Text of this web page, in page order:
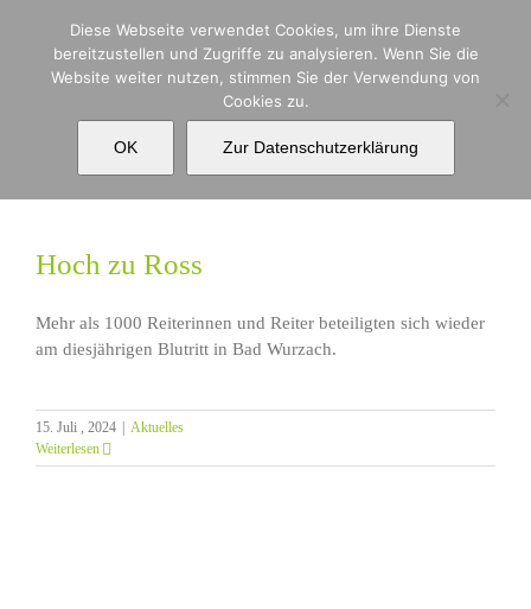
springen
Bluttritt
Hoch zu Ross
Mehr als 1000 Reiterinnen und Reiter beteiligten sich wieder
am diesjährigen Blutritt in Bad Wurzach.
15. Juli , 2024
Aktuelles
Weiterlesen
Diese Webseite verwendet Cookies, um ihre Dienste
bereitzustellen und Zugriffe zu analysieren. Wenn Sie die
Website weiter nutzen, stimmen Sie der Verwendung von
Cookies zu.
OK Zur Datenschutzerklärung